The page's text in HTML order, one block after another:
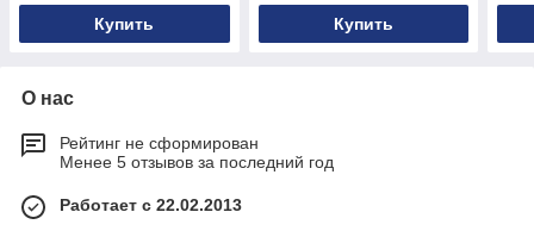
Купить Купить
О нас
Рейтинг не сформирован
Менее 5 отзывов за последний год
Работает с 22.02.2013